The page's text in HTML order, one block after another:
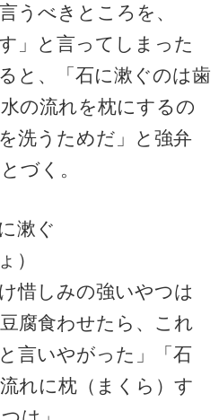
うべきところを、
」と言ってしまった
と、「石に漱ぐのは歯
の流れを枕にするの
洗うためだ」と強弁
づく。
漱ぐ
）
惜しみの強いやつは
腐食わせたら、これ
言いやがった」「石
れに枕（まくら）す